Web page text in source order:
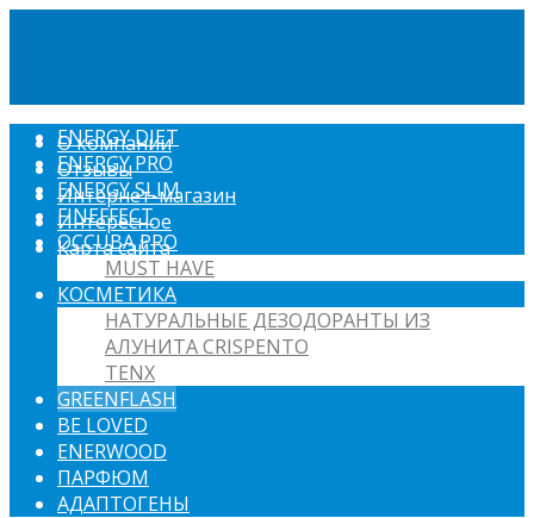
О компании
Отзывы
Интернет-магазин
Интересное
Карта сайта
ENERGY DIET
ENERGY PRO
ENERGY SLIM
FINEFFECT
OCCUBA PRO
MUST HAVE
КОСМЕТИКА
НАТУРАЛЬНЫЕ ДЕЗОДОРАНТЫ ИЗ
АЛУНИТА CRISPENTO
TENX
GREENFLASH
BE LOVED
ENERWOOD
ПАРФЮМ
АДАПТОГЕНЫ